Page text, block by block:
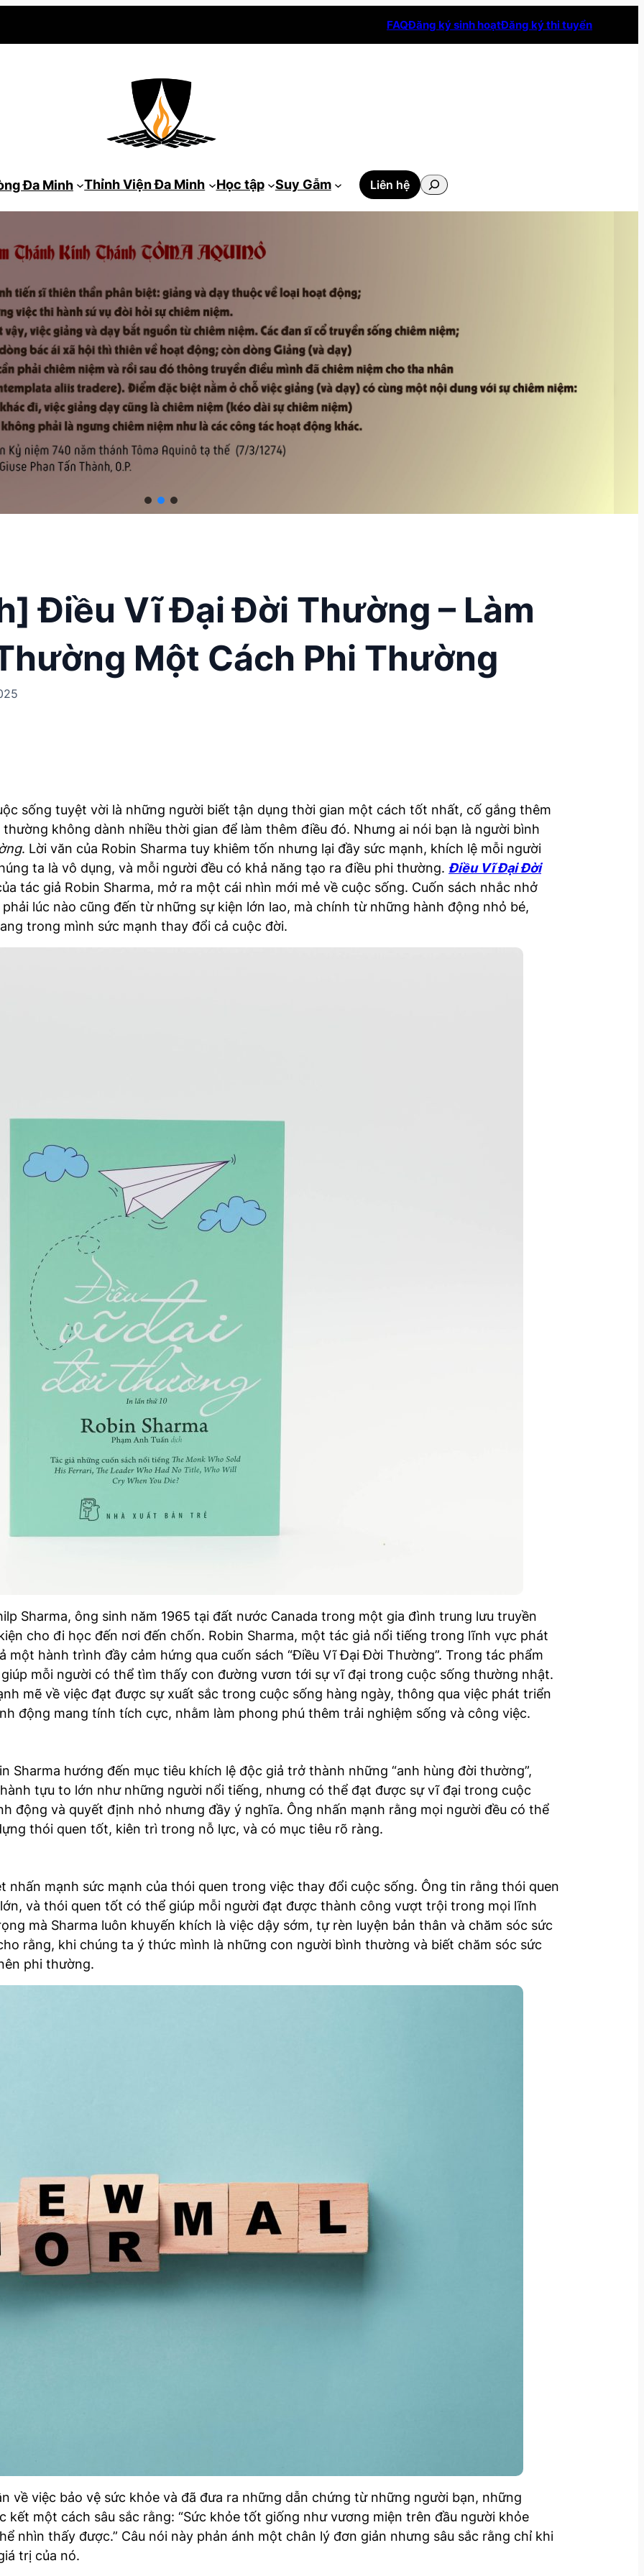
FAQĐăng ký sinh hoạtĐăng ký thi tuyển
Đa Minh Thỉnh Viện Đa Minh Học tập Suy Gẫm Liên hệ
Tìm
kiếm
Điều Vĩ Đại Đời Thường – Làm
Một Cách Phi Thường
sống tuyệt vời là những người biết tận dụng thời gian một cách tốt nhất, cố gắng thêm
không dành nhiều thời gian để làm thêm điều đó. Nhưng ai nói bạn là người bình
. Lời văn của Robin Sharma tuy khiêm tốn nhưng lại đầy sức mạnh, khích lệ mỗi người
ta là vô dụng, và mỗi người đều có khả năng tạo ra điều phi thường. Điều Vĩ Đại Đời
tác giả Robin Sharma, mở ra một cái nhìn mới mẻ về cuộc sống. Cuốn sách nhắc nhở
lúc nào cũng đến từ những sự kiện lớn lao, mà chính từ những hành động nhỏ bé,
trong mình sức mạnh thay đổi cả cuộc đời.
Sharma, ông sinh năm 1965 tại đất nước Canada trong một gia đình trung lưu truyền
cho đi học đến nơi đến chốn. Robin Sharma, một tác giả nổi tiếng trong lĩnh vực phát
một hành trình đầy cảm hứng qua cuốn sách “Điều Vĩ Đại Đời Thường”. Trong tác phẩm
giúp mỗi người có thể tìm thấy con đường vươn tới sự vĩ đại trong cuộc sống thường nhật.
mẽ về việc đạt được sự xuất sắc trong cuộc sống hàng ngày, thông qua việc phát triển
động mang tính tích cực, nhằm làm phong phú thêm trải nghiệm sống và công việc.
hướng đến mục tiêu khích lệ độc giả trở thành những “anh hùng đời thường”,
tựu to lớn như những người nổi tiếng, nhưng có thể đạt được sự vĩ đại trong cuộc
động và quyết định nhỏ nhưng đầy ý nghĩa. Ông nhấn mạnh rằng mọi người đều có thể
thói quen tốt, kiên trì trong nỗ lực, và có mục tiêu rõ ràng.
nhấn mạnh sức mạnh của thói quen trong việc thay đổi cuộc sống. Ông tin rằng thói quen
và thói quen tốt có thể giúp mỗi người đạt được thành công vượt trội trong mọi lĩnh
mà Sharma luôn khuyến khích là việc dậy sớm, tự rèn luyện bản thân và chăm sóc sức
rằng, khi chúng ta ý thức mình là những con người bình thường và biết chăm sóc sức
phi thường.
về việc bảo vệ sức khỏe và đã đưa ra những dẫn chứng từ những người bạn, những
kết một cách sâu sắc rằng: “Sức khỏe tốt giống như vương miện trên đầu người khỏe
nhìn thấy được.” Câu nói này phản ánh một chân lý đơn giản nhưng sâu sắc rằng chỉ khi
trị của nó.